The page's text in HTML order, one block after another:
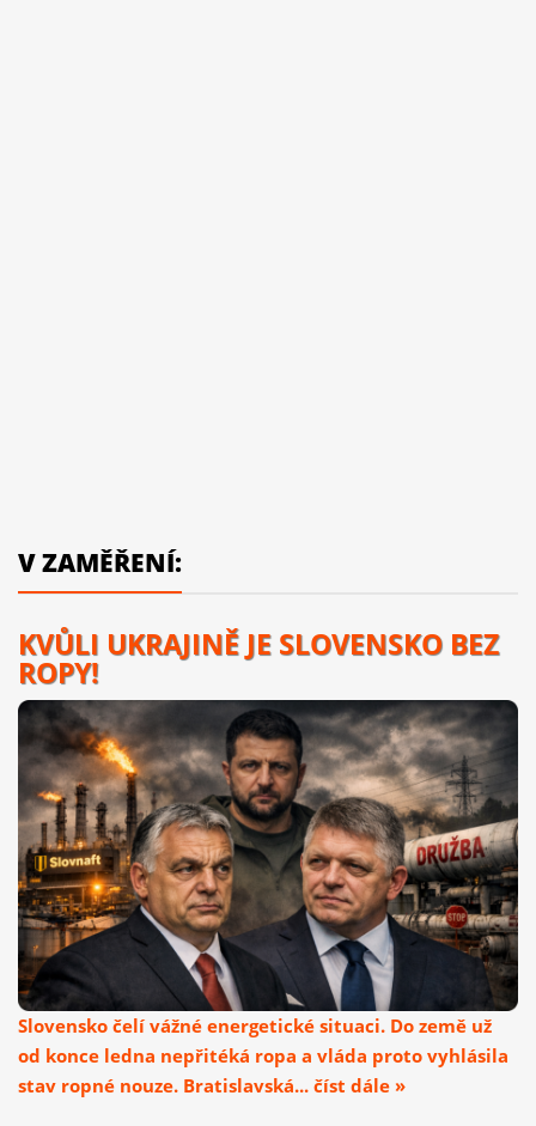
V ZAMĚŘENÍ:
KVŮLI UKRAJINĚ JE SLOVENSKO BEZ
ROPY!
Slovensko čelí vážné energetické situaci. Do země už
od konce ledna nepřitéká ropa a vláda proto vyhlásila
stav ropné nouze. Bratislavská... číst dále »